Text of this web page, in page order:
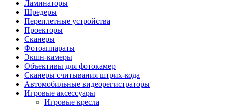
Ламинаторы
Шредеры
Переплетные устройства
Проекторы
Сканеры
Фотоаппараты
Экшн-камеры
Объективы для фотокамер
Сканеры считывания штрих-кода
Автомобильные видеорегистраторы
Игровые аксессуары
Игровые кресла